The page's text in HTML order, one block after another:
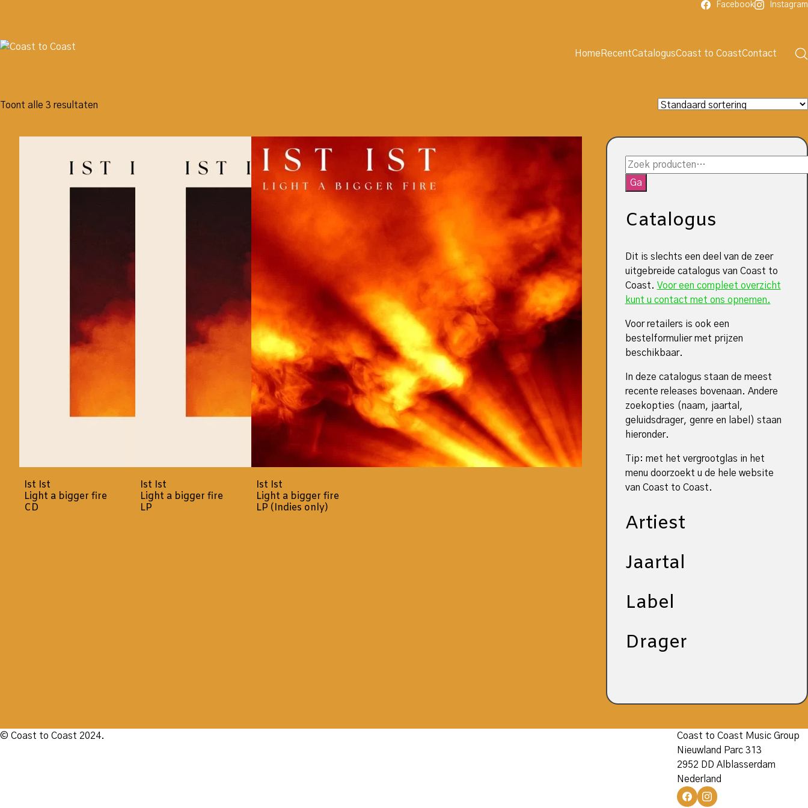
Facebook Instagram
Home RecentCatalogusCoast to CoastContact
Toont alle 3 resultaten
Ist Ist
Light a bigger fire
CD
Ist Ist
Light a bigger fire
LP
Ist Ist
Light a bigger fire
LP (Indies only)
Zoeken
naar:
Ga
Catalogus
Dit is slechts een deel van de zeer
uitgebreide catalogus van Coast to
Coast. Voor een compleet overzicht
kunt u contact met ons opnemen.
Voor retailers is ook een
bestelformulier met prijzen
beschikbaar.
In deze catalogus staan de meest
recente releases bovenaan. Andere
zoekopties (naam, jaartal,
geluidsdrager, genre en label) staan
hieronder.
Tip: met het vergrootglas in het
menu doorzoekt u de hele website
van Coast to Coast.
Artiest
Jaartal
Label
Drager
© Coast to Coast 2024.
Coast to Coast Music Group
Nieuwland Parc 313
2952 DD Alblasserdam
Nederland